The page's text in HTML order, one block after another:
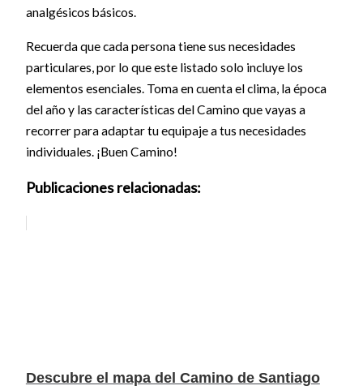
analgésicos básicos.
Recuerda que cada persona tiene sus necesidades
particulares, por lo que este listado solo incluye los
elementos esenciales. Toma en cuenta el clima, la época
del año y las características del Camino que vayas a
recorrer para adaptar tu equipaje a tus necesidades
individuales. ¡Buen Camino!
Publicaciones relacionadas:
Descubre el mapa del Camino de Santiago